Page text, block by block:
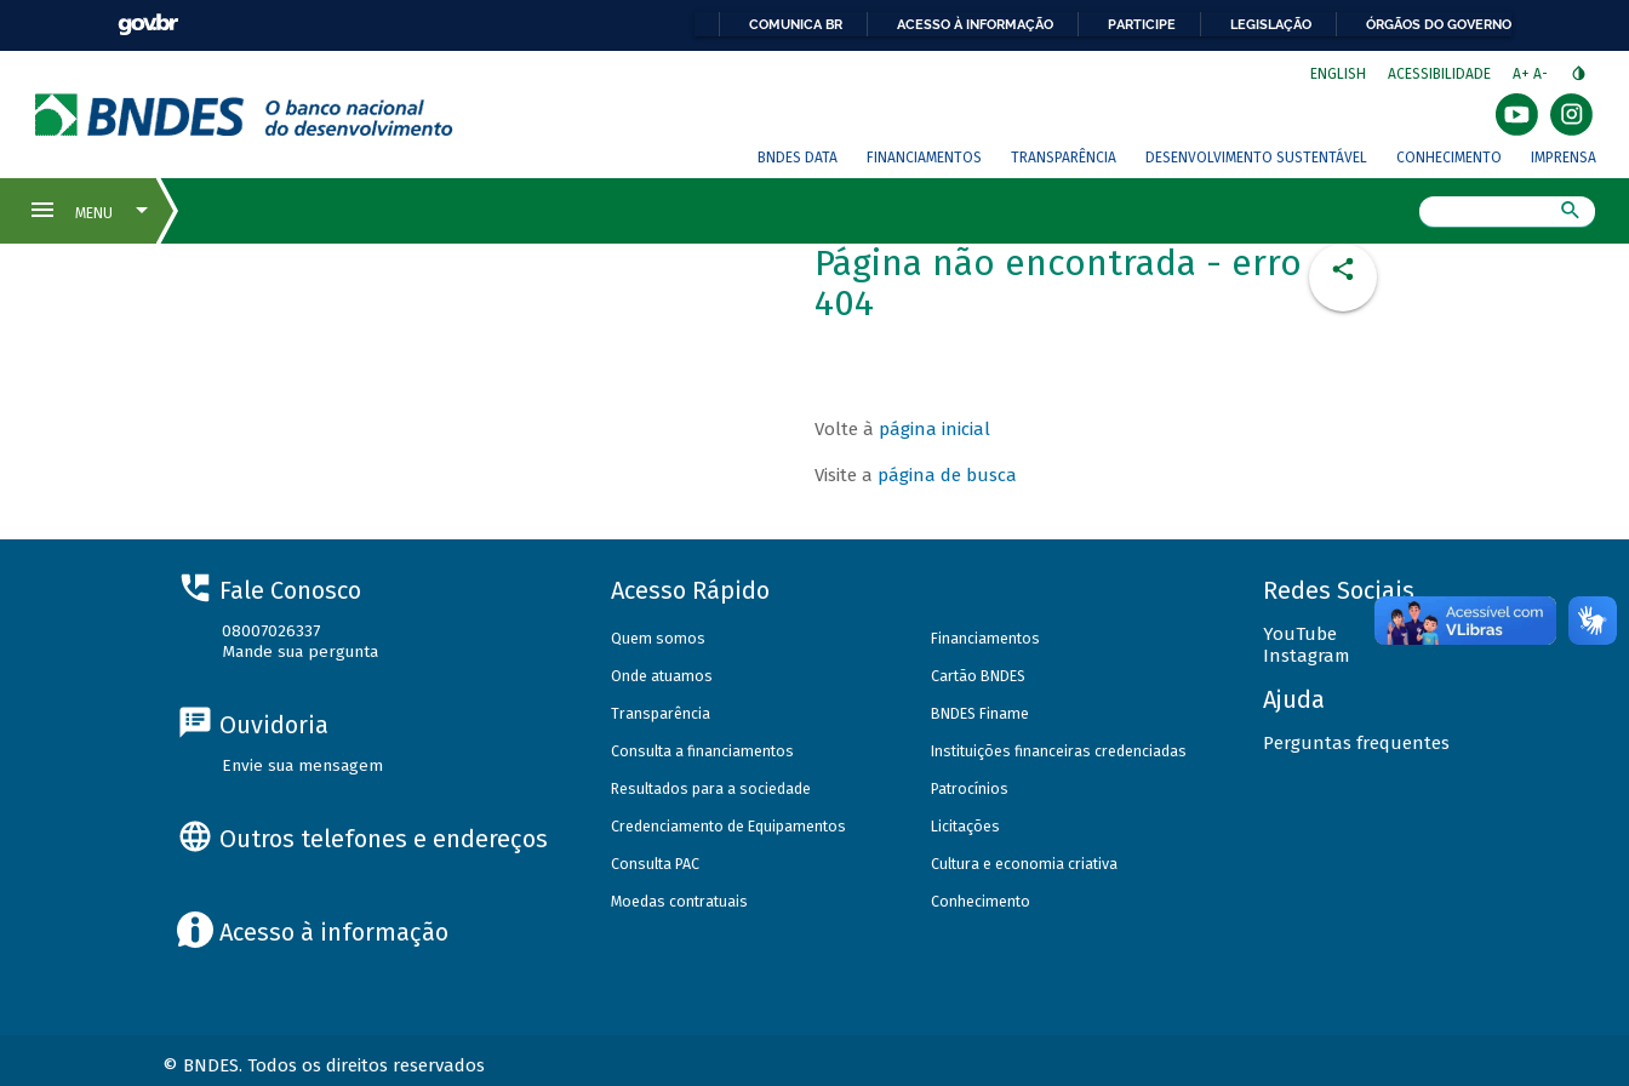
COMUNICA BR ACESSO À INFORMAÇÃO PARTICIPE LEGISLAÇÃO ÓRGÃOS DO GOVERNO
ENGLISH ACESSIBILIDADE A+ A-
BNDES DATA FINANCIAMENTOS TRANSPARÊNCIA DESENVOLVIMENTO SUSTENTÁVEL CONHECIMENTO IMPRENSA
Página não encontrada - erro
404
Volte à página inicial
Visite a página de busca
Fale Conosco
08007026337
Mande sua pergunta
Ouvidoria
Envie sua mensagem
Outros telefones e endereços
Acesso à informação
Acesso Rápido
Quem somos
Onde atuamos
Transparência
Consulta a financiamentos
Resultados para a sociedade
Credenciamento de Equipamentos
Consulta PAC
Moedas contratuais
Financiamentos
Cartão BNDES
BNDES Finame
Instituições financeiras credenciadas
Patrocínios
Licitações
Cultura e economia criativa
Conhecimento
Redes Sociais
YouTube
Instagram
Ajuda
Perguntas frequentes
© BNDES. Todos os direitos reservados